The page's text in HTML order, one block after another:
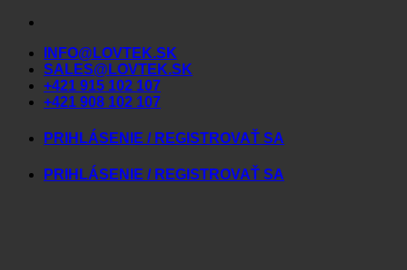
Skip
contentINFO@LOVTEK.SK
SALES@LOVTEK.SK
+421 915 102 107
+421 908 102 107
PRIHLÁSENIE / REGISTROVAŤ SA
PRIHLÁSENIE / REGISTROVAŤ SA